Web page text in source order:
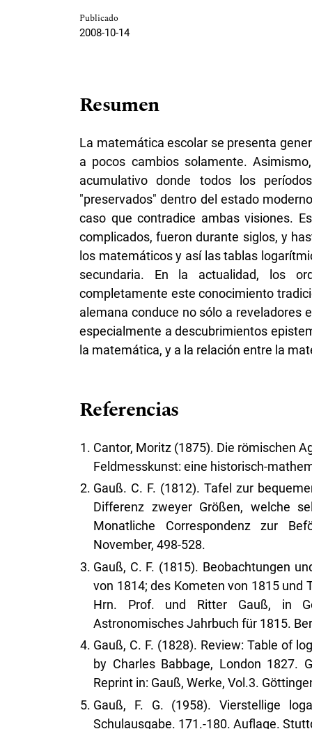
Publicado
2008-10-14
Resumen
La matemática escolar se presenta
a pocos cambios solamente.
acumulativo donde todos los
"preservados" dentro del estado
caso que contradice ambas visiones.
complicados, fueron durante siglos, y
los matemáticos y así las tablas
secundaria. En la actualidad, los
completamente este conocimiento
alemana conduce no sólo a reveladores
especialmente a descubrimientos
la matemática, y a la relación entre la
Referencias
Cantor, Moritz (1875). Die römischen
Feldmesskunst: eine historisch-
Gauß. C. F. (1812). Tafel zur
Differenz zweyer Größen, welche
Monatliche Correspondenz zur
November, 498-528.
Gauß, C. F. (1815). Beobachtungen
von 1814; des Kometen von 1815
Hrn. Prof. und Ritter Gauß, in
Astronomisches Jahrbuch für 1815.
Gauß, C. F. (1828). Review: Table of
by Charles Babbage, London 1827.
Reprint in: Gauß, Werke, Vol.3.
Gauß, F. G. (1958). Vierstellige
Schulausgabe. 171.-180. Auflage.